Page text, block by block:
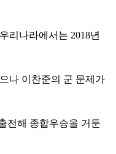
리나라에서는 2018년
나 이찬준의 군 문제가
전해 종합우승을 거둔